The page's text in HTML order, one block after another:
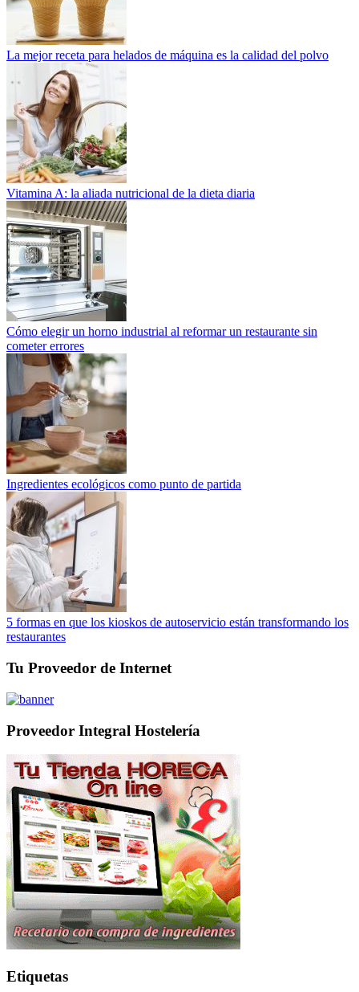
La mejor receta para helados de máquina es la calidad del polvo
Vitamina A: la aliada nutricional de la dieta diaria
Cómo elegir un horno industrial al reformar un restaurante sin
cometer errores
Ingredientes ecológicos como punto de partida
5 formas en que los kioskos de autoservicio están transformando los
restaurantes
Tu Proveedor de Internet
Proveedor Integral Hostelería
Etiquetas